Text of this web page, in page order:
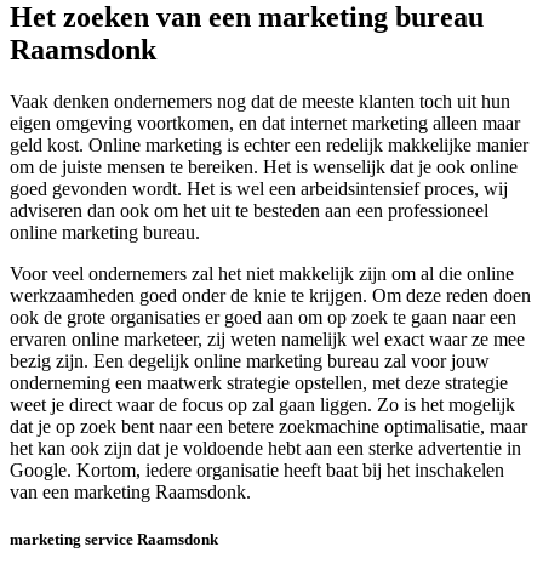
Het zoeken van een marketing bureau
Raamsdonk
Vaak denken ondernemers nog dat de meeste klanten toch uit hun
eigen omgeving voortkomen, en dat internet marketing alleen maar
geld kost. Online marketing is echter een redelijk makkelijke manier
om de juiste mensen te bereiken. Het is wenselijk dat je ook online
goed gevonden wordt. Het is wel een arbeidsintensief proces, wij
adviseren dan ook om het uit te besteden aan een professioneel
online marketing bureau.
Voor veel ondernemers zal het niet makkelijk zijn om al die online
werkzaamheden goed onder de knie te krijgen. Om deze reden doen
ook de grote organisaties er goed aan om op zoek te gaan naar een
ervaren online marketeer, zij weten namelijk wel exact waar ze mee
bezig zijn. Een degelijk online marketing bureau zal voor jouw
onderneming een maatwerk strategie opstellen, met deze strategie
weet je direct waar de focus op zal gaan liggen. Zo is het mogelijk
dat je op zoek bent naar een betere zoekmachine optimalisatie, maar
het kan ook zijn dat je voldoende hebt aan een sterke advertentie in
Google. Kortom, iedere organisatie heeft baat bij het inschakelen
van een marketing Raamsdonk.
marketing service Raamsdonk